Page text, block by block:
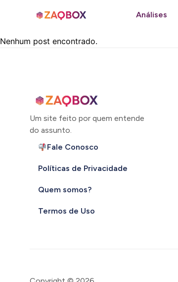
Análises
Nenhum post encontrado.
Um site feito por quem entende
do assunto.
Fale Conosco
Políticas de Privacidade
Quem somos?
Termos de Uso